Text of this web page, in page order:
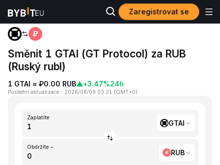
Zaregistrovat se
Domů GTAI to RUB
Směnit 1 GTAI (GT Protocol) za RUB
(Ruský rubl)
1 GTAI ≈ ₽0.00 RUB▲+3.47%24h
Poslední aktualizace ： 2026/08/09 03:21 (GMT+0)
Zaplatíte
GTAI
Obdržíte ~
RUB